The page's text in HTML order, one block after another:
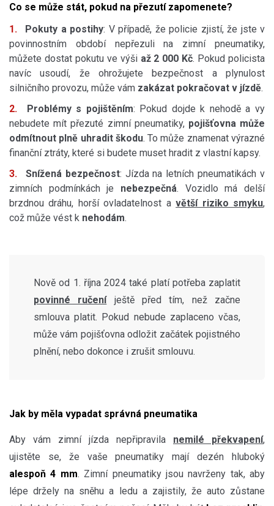
Co se může stát, pokud na přezutí zapomenete?
Pokuty a postihy: V případě, že policie zjistí, že jste v
povinnostním období nepřezuli na zimní pneumatiky,
můžete dostat pokutu ve výšiaž 2 000 Kč. Pokud policista
navíc usoudí, že ohrožujete bezpečnost a plynulost
silničního provozu, může vám zakázat pokračovat v jízdě.
Problémy s pojištěním: Pokud dojde k nehodě a vy
nebudete mít přezuté zimní pneumatiky, pojišťovna může
odmítnout plně uhradit škodu. To může znamenat výrazné
finanční ztráty, které si budete muset hradit z vlastní kapsy.
Snížená bezpečnost: Jízda na letních pneumatikách v
zimních podmínkách je nebezpečná. Vozidlo má delší
brzdnou dráhu, horší ovladatelnost avětší riziko smyku,
což může vést k nehodám.
Nově od 1. října 2024 také platí potřeba zaplatit
povinné ručeníještě před tím, než začne
smlouva platit. Pokud nebude zaplaceno včas,
může vám pojišťovna odložit začátek pojistného
plnění, nebo dokonce i zrušit smlouvu.
Jak by měla vypadat správná pneumatika
Aby vám zimní jízda nepřipravila nemilé překvapení,
ujistěte se, že vaše pneumatiky mají dezén hluboký
alespoň 4 mm. Zimní pneumatiky jsou navrženy tak, aby
lépe držely na sněhu a ledu a zajistily, že auto zůstane